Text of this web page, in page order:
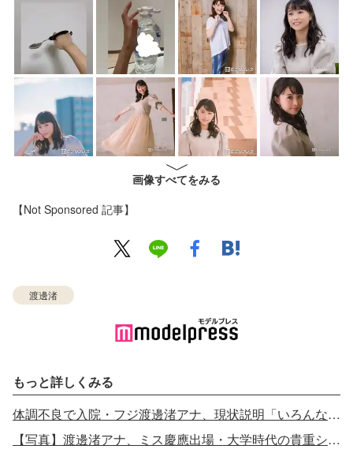
画像すべてをみる
【Not Sponsored 記事】
渡邊渚
もっと詳しくみる
体調不良で入院・フジ渡邊渚アナ、現状説明「いろんなものを失いました」一時は歩行困難に
【写真】渡邊渚アナ、ミス慶應出場・大学時代の貴重ショット